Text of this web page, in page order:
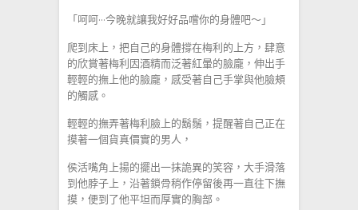
「呵呵···今晚就讓我好好品嚐你的身體吧～」
爬到床上，把自己的身體撐在梅利的上方，肆意
的欣賞著梅利因酒精而泛著紅暈的臉龐，伸出手
輕輕的撫上他的臉龐，感受著自己手掌與他臉頰
的觸感。
輕輕的撫弄著梅利臉上的鬍鬚，提醒著自己正在
摸著一個貨真價實的男人，
侯活嘴角上揚的擺出一抹詭異的笑容，大手滑落
到他脖子上，沿著鎖骨稍作停留後再一直往下撫
摸，便到了他平坦而厚實的胸部。